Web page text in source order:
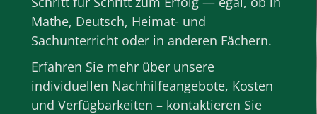
Mathe, Deutsch, Heimat- und
Sachunterricht oder in anderen Fächern.
Erfahren Sie mehr über unsere
individuellen Nachhilfeangebote, Kosten
und Verfügbarkeiten – kontaktieren Sie